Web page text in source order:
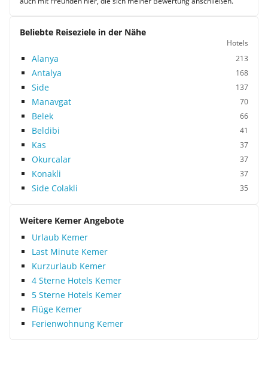
Beliebte Reiseziele in der Nähe
Hotels
Alanya 213
Antalya 168
Side 137
Manavgat 70
Belek 66
Beldibi 41
Kas 37
Okurcalar 37
Konakli 37
Side Colakli 35
Weitere Kemer Angebote
Urlaub Kemer
Last Minute Kemer
Kurzurlaub Kemer
4 Sterne Hotels Kemer
5 Sterne Hotels Kemer
Flüge Kemer
Ferienwohnung Kemer